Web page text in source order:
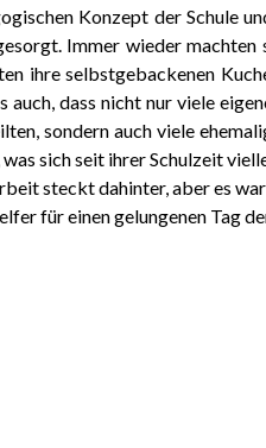
Konzept der Schule
Immer wieder machten
ihre selbstgebackenen
auch, dass nicht nur viele
sondern auch viele
was sich seit ihrer Schulzeit
steckt dahinter, aber es
für einen gelungenen Tag